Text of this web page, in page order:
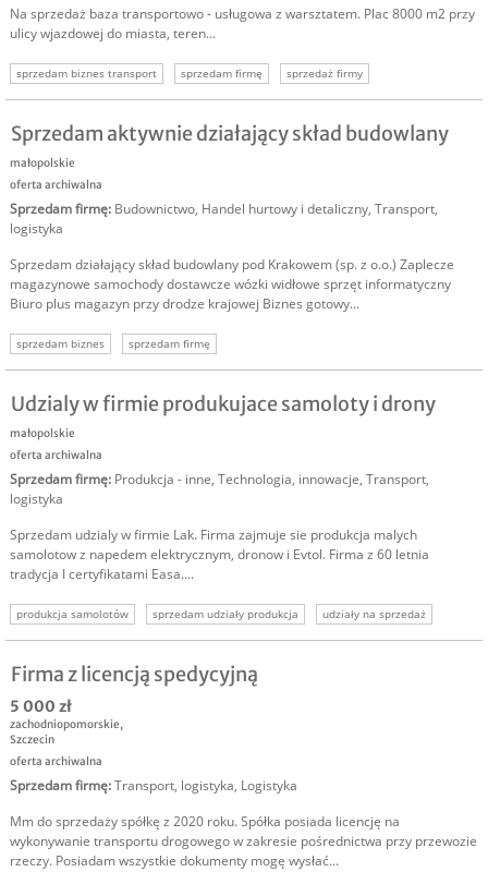
Na sprzedaż baza transportowo - usługowa z warsztatem. Plac 8000 m2 przy
ulicy wjazdowej do miasta, teren...
sprzedam biznes transport sprzedam firmę
sprzedaż firmy
sprzedam bazę transportową
Sprzedam aktywnie działający skład budowlany
małopolskie
oferta archiwalna
Sprzedam firmę: Budownictwo, Handel hurtowy i detaliczny, Transport,
logistyka
Sprzedam działający skład budowlany pod Krakowem (sp. z o.o.) Zaplecze
magazynowe samochody dostawcze wózki widłowe sprzęt informatyczny
Biuro plus magazyn przy drodze krajowej Biznes gotowy...
sprzedam biznes sprzedam firmę
Udzialy w firmie produkujace samoloty i drony
małopolskie
oferta archiwalna
Sprzedam firmę: Produkcja - inne, Technologia, innowacje, Transport,
logistyka
Sprzedam udzialy w firmie Lak. Firma zajmuje sie produkcja malych
samolotow z napedem elektrycznym, dronow i Evtol. Firma z 60 letnia
tradycja I certyfikatami Easa....
produkcja samolotów sprzedam udziały produkcja
udziały na sprzedaż
sprzedam biznes
udziały w biznesie udziały w firmie produkcja dronów
Firma z licencją spedycyjną
5 000 zł
zachodniopomorskie,
Szczecin
oferta archiwalna
Sprzedam firmę:Transport, logistyka, Logistyka
Mm do sprzedaży spółkę z 2020 roku. Spółka posiada licencję na
wykonywanie transportu drogowego w zakresie pośrednictwa przy przewozie
rzeczy. Posiadam wszystkie dokumenty mogę wysłać...